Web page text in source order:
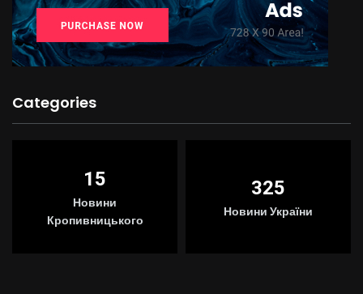
Categories
15
Новини
Кропивницького
325
Новини України